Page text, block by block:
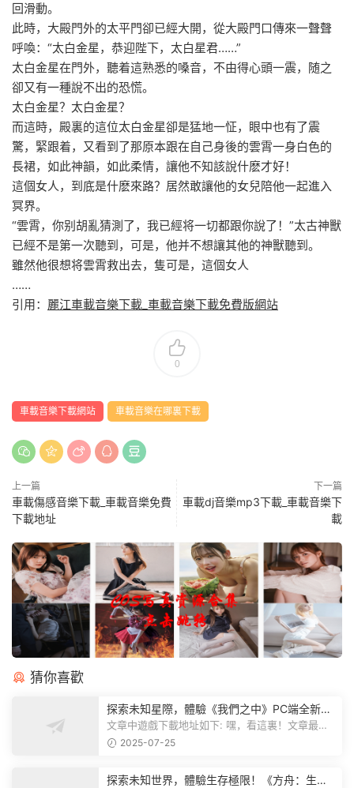
回滑動。
此時，大殿門外的太平門卻已經大開，從大殿門口傳來一聲聲
呼喚：“太白金星，恭迎陛下，太白星君……”
太白金星在門外，聽着這熟悉的嗓音，不由得心頭一震，随之
卻又有一種說不出的恐慌。
太白金星？太白金星？
而這時，殿裏的這位太白金星卻是猛地一怔，眼中也有了震
驚，緊跟着，又看到了那原本跟在自己身後的雲霄一身白色的
長裙，如此神韻，如此柔情，讓他不知該說什麽才好！
這個女人，到底是什麽來路？居然敢讓他的女兒陪他一起進入
冥界。
“雲霄，你别胡亂猜測了，我已經将一切都跟你說了！”太古神獸
已經不是第一次聽到，可是，他并不想讓其他的神獸聽到。
雖然他很想将雲霄救出去，隻可是，這個女人
……
引用： 麗江車載音樂下載_車載音樂下載免費版網站
0
車載音樂下載網站 車載音樂在哪裏下載
上一篇
車載傷感音樂下載_車載音樂免費
下載地址
下一篇
車載dj音樂mp3下載_車載音樂下
載
猜你喜歡
探索未知星際，體驗《我們之中》PC端全新版
本
文章中遊戲下載地址如下: 嘿，看這裏！文章最後
有個圖片，點一下就能加入我們遊...
2025-07-25
探索未知世界，體驗生存極限！《方舟：生存